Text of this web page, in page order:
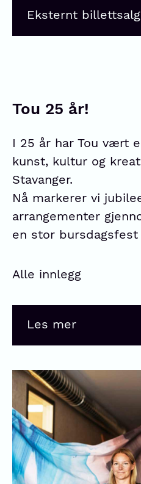
Eksternt billettsalg
Tou 25 år!
I 25 år har Tou vært
kunst, kultur og
Stavanger.
Nå markerer vi
arrangementer
en stor bursdagsfest
Alle innlegg
Les mer